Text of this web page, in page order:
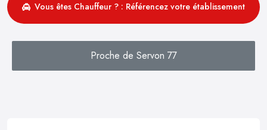
Vous êtes Chauffeur ? : Référencez votre établissement
Proche de Servon 77